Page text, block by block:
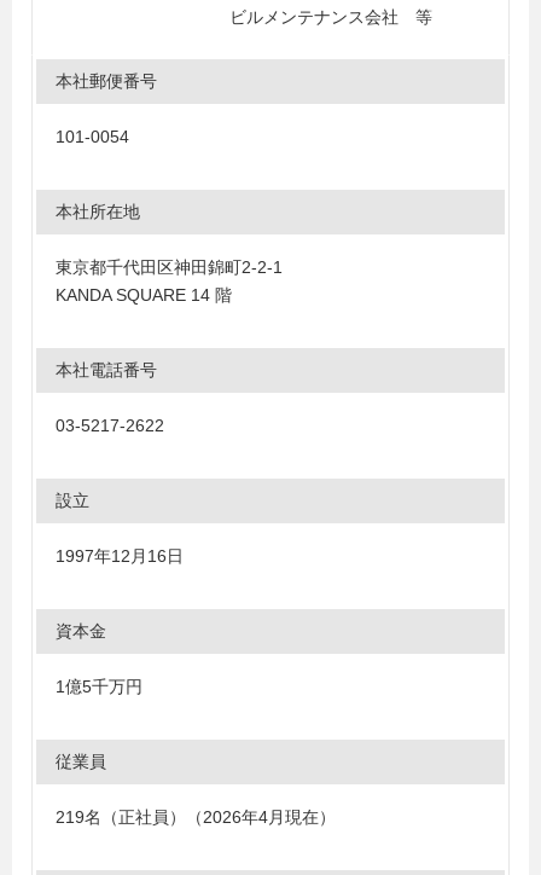
ビルメンテナンス会社 等
本社郵便番号
101-0054
本社所在地
東京都千代田区神田錦町2-2-1
KANDA SQUARE 14 階
本社電話番号
03-5217-2622
設立
1997年12月16日
資本金
1億5千万円
従業員
219名（正社員）（2026年4月現在）